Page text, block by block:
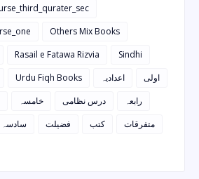
Others Mix Books
Rasail e Fatawa Rizvia
Sindhi
Urdu Fiqh Books اعدادیہ
اولی
خامسہ درس نظامی
رابعہ
سادسہ فضیلت کتب
متفرقات